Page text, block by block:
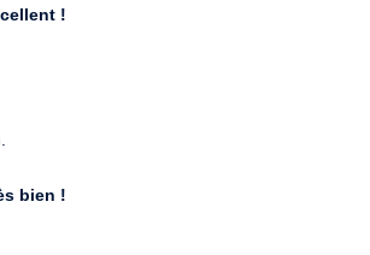
!
bien !